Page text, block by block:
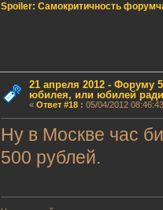
Spoiler: Самокритичность
21 апреля 2012 - Форуму
юбилея, или юбилей
« Ответ #18: 05/04/2012
Ну в Москве час
500 рублей.